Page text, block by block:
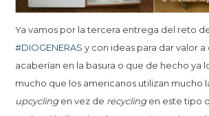
Ya vamos por la tercera entrega del reto
#DIOGENERAS y con ideas para dar valor a
acaberían en la basura o que de hecho ya
mucho que los americanos utilizan mucho
upcyclingen vez de recyclingen este tipo